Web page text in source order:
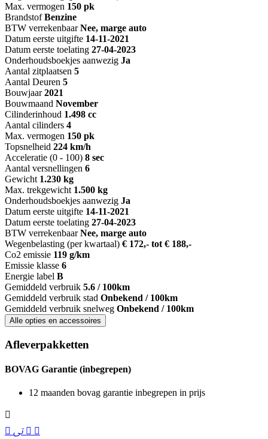
Max. vermogen 150 pk
Brandstof Benzine
BTW verrekenbaar Nee, marge auto
Datum eerste uitgifte 14-11-2021
Datum eerste toelating 27-04-2023
Onderhoudsboekjes aanwezig Ja
Aantal zitplaatsen 5
Aantal Deuren 5
Bouwjaar 2021
Bouwmaand November
Cilinderinhoud 1.498 cc
Aantal cilinders 4
Max. vermogen 150 pk
Topsnelheid 224 km/h
Acceleratie (0 - 100) 8 sec
Aantal versnellingen 6
Gewicht 1.230 kg
Max. trekgewicht 1.500 kg
Onderhoudsboekjes aanwezig Ja
Datum eerste uitgifte 14-11-2021
Datum eerste toelating 27-04-2023
BTW verrekenbaar Nee, marge auto
Wegenbelasting (per kwartaal) € 172,- tot € 188,-
Co2 emissie 119 g/km
Emissie klasse 6
Energie label B
Gemiddeld verbruik 5.6 / 100km
Gemiddeld verbruik stad Onbekend / 100km
Gemiddeld verbruik snelweg Onbekend / 100km
Alle opties en accessoires
Afleverpakketten
BOVAG Garantie (inbegrepen)
12 maanden bovag garantie inbegrepen in prijs